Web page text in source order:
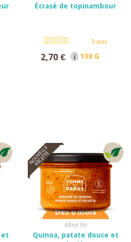
Écrasé de topinambour
3 avis
2,70 € 130 G NET
et
NOUVELLE
RECETTE
Dès 6 mois
Mixé fin
Quinoa, patate douce et